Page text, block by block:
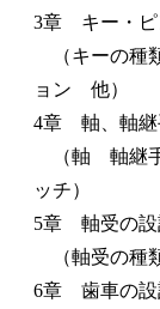
3章 キー・ピ
（キーの種
ョン 他）
4章 軸、軸継
（軸 軸継
ッチ）
5章 軸受の設
（軸受の種
6章 歯車の設